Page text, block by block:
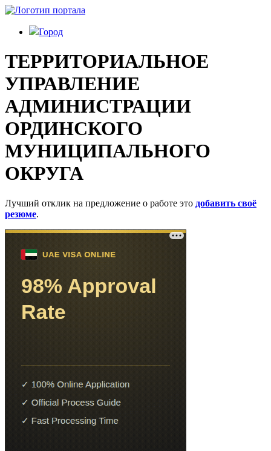
Город
ТЕРРИТОРИАЛЬНОЕ
УПРАВЛЕНИЕ
АДМИНИСТРАЦИИ
ОРДИНСКОГО
МУНИЦИПАЛЬНОГО
ОКРУГА
Лучший отклик на предложение о работе это добавить своё
резюме.